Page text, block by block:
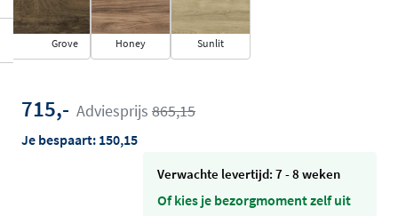
Grove Honey Sunlit
715,- Adviesprijs 865,15
Je bespaart: 150,15
Verwachte levertijd: 7 - 8 weken
Of kies je bezorgmoment zelf uit